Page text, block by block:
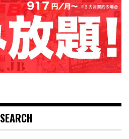
SEARCH